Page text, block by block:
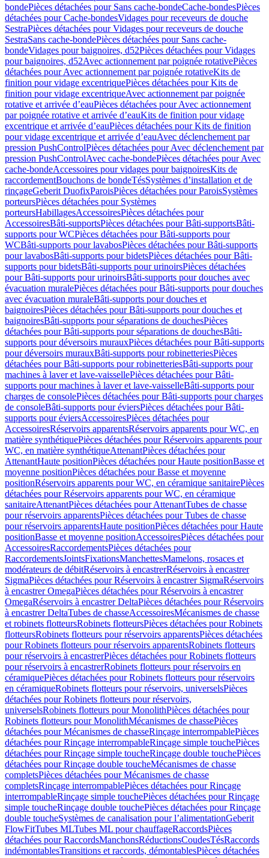
bondePièces détachées pour Sans cache-bondeCache-bondesPièces
détachées pour Cache-bondesVidages pour receveurs de douche
SestraPièces détachées pour Vidages pour receveurs de douche
SestraSans cache-bondePièces détachées pour Sans cache-
bondeVidages pour baignoires, d52Pièces détachées pour Vidages
pour baignoires, d52Avec actionnement par poignée rotativePièces
détachées pour Avec actionnement par poignée rotativeKits de
finition pour vidage excentriquePièces détachées pour Kits de
finition pour vidage excentriqueAvec actionnement par poignée
rotative et arrivée d’eauPièces détachées pour Avec actionnement
par poignée rotative et arrivée d’eauKits de finition pour vidage
excentrique et arrivée d’eauPièces détachées pour Kits de finition
pour vidage excentrique et arrivée d’eauAvec déclenchement par
pression PushControlPièces détachées pour Avec déclenchement par
pression PushControlAvec cache-bondePièces détachées pour Avec
cache-bondeAccessoires pour vidages pour baignoiresKits de
raccordementBouchons de bondeTésSystèmes d’installation et de
rinçageGeberit DuofixParoisPièces détachées pour ParoisSystèmes
porteursPièces détachées pour Systèmes
porteursHabillagesAccessoiresPièces détachées pour
AccessoiresBâti-supportsPièces détachées pour Bâti-supportsBâti-
supports pour WCPièces détachées pour Bâti-supports pour
WCBâti-supports pour lavabosPièces détachées pour Bâti-supports
pour lavabosBâti-supports pour bidetsPièces détachées pour Bâti-
supports pour bidetsBâti-supports pour urinoirsPièces détachées
pour Bâti-supports pour urinoirsBâti-supports pour douches avec
évacuation muralePièces détachées pour Bâti-supports pour douches
avec évacuation muraleBâti-supports pour douches et
baignoiresPièces détachées pour Bâti-supports pour douches et
baignoiresBâti-supports pour séparations de douchesPièces
détachées pour Bâti-supports pour séparations de douchesBâti-
supports pour déversoirs murauxPièces détachées pour Bâti-supports
pour déversoirs murauxBâti-supports pour robinetteriesPièces
détachées pour Bâti-supports pour robinetteriesBâti-supports pour
machines à laver et lave-vaissellePièces détachées pour Bâti-
supports pour machines à laver et lave-vaisselleBâti-supports pour
charges de consolePièces détachées pour Bâti-supports pour charges
de consoleBâti-supports pour éviersPièces détachées pour Bâti-
supports pour éviersAccessoiresPièces détachées pour
AccessoiresRéservoirs apparentsRéservoirs apparents pour WC, en
matière synthétiquePièces détachées pour Réservoirs apparents pour
WC, en matière synthétiqueAttenantPièces détachées pour
AttenantHaute positionPièces détachées pour Haute positionBasse et
moyenne positionPièces détachées pour Basse et moyenne
positionRéservoirs apparents pour WC, en céramique sanitairePièces
détachées pour Réservoirs apparents pour WC, en céramique
sanitaireAttenantPièces détachées pour AttenantTubes de chasse
pour réservoirs apparentsPièces détachées pour Tubes de chasse
pour réservoirs apparentsHaute positionPièces détachées pour Haute
positionBasse et moyenne positionAccessoiresPièces détachées pour
AccessoiresRaccordementsPièces détachées pour
RaccordementsJointsFixationsManchettesMamelons, rosaces et
modérateurs de débitRéservoirs à encastrerRéservoirs à encastrer
SigmaPièces détachées pour Réservoirs à encastrer SigmaRéservoirs
à encastrer OmegaPièces détachées pour Réservoirs à encastrer
OmegaRéservoirs à encastrer DeltaPièces détachées pour Réservoirs
à encastrer DeltaTubes de chasseAccessoiresMécanismes de chasse
et robinets flotteursRobinets flotteursPièces détachées pour Robinets
flotteursRobinets flotteurs pour réservoirs apparentsPièces détachées
pour Robinets flotteurs pour réservoirs apparentsRobinets flotteurs
pour réservoirs à encastrerPièces détachées pour Robinets flotteurs
pour réservoirs à encastrerRobinets flotteurs pour réservoirs en
céramiquePièces détachées pour Robinets flotteurs pour réservoirs
en céramiqueRobinets flotteurs pour réservoirs, universelsPièces
détachées pour Robinets flotteurs pour réservoirs,
universelsRobinets flotteurs pour MonolithPièces détachées pour
Robinets flotteurs pour MonolithMécanismes de chassePièces
détachées pour Mécanismes de chasseRinçage interrompablePièces
détachées pour Rinçage interrompableRinçage simple touchePièces
détachées pour Rinçage simple toucheRinçage double touchePièces
détachées pour Rinçage double toucheMécanismes de chasse
completsPièces détachées pour Mécanismes de chasse
completsRinçage interrompablePièces détachées pour Rinçage
interrompableRinçage simple touchePièces détachées pour Rinçage
simple toucheRinçage double touchePièces détachées pour Rinçage
double toucheSystèmes de canalisation pour l’alimentationGeberit
FlowFitTubes MLTubes ML pour chauffageRaccordsPièces
détachées pour RaccordsManchonsRéductionsCoudesTésRaccords
indémontablesTransitions et raccords, démontablesPièces détachées